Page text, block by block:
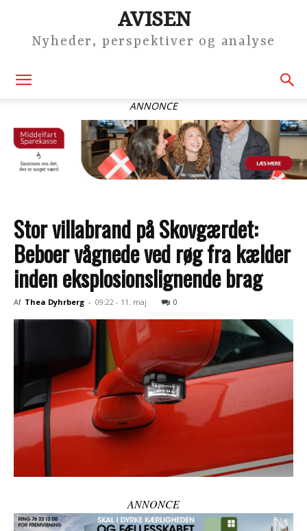
AVISEN
Nyheder, perspektiver og analyse
ANNONCE
Stor villabrand på Skovgærdet:
Beboer vågnede ved røg fra kælder
inden eksplosionslignende brag
Af Thea Dyhrberg - 09:22 - 11. maj 0
ANNONCE